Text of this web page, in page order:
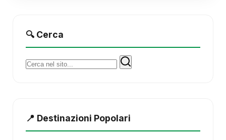
🔍 Cerca
Cerca:
📍 Destinazioni Popolari